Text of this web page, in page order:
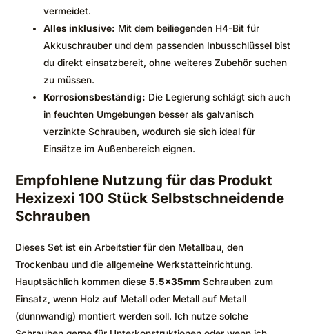
vermeidet.
Alles inklusive: Mit dem beiliegenden H4-Bit für
Akkuschrauber und dem passenden Inbusschlüssel bist
du direkt einsatzbereit, ohne weiteres Zubehör suchen
zu müssen.
Korrosionsbeständig: Die Legierung schlägt sich auch
in feuchten Umgebungen besser als galvanisch
verzinkte Schrauben, wodurch sie sich ideal für
Einsätze im Außenbereich eignen.
Empfohlene Nutzung für das Produkt
Hexizexi 100 Stück Selbstschneidende
Schrauben
Dieses Set ist ein Arbeitstier für den Metallbau, den
Trockenbau und die allgemeine Werkstatteinrichtung.
Hauptsächlich kommen diese 5.5x35mm Schrauben zum
Einsatz, wenn Holz auf Metall oder Metall auf Metall
(dünnwandig) montiert werden soll. Ich nutze solche